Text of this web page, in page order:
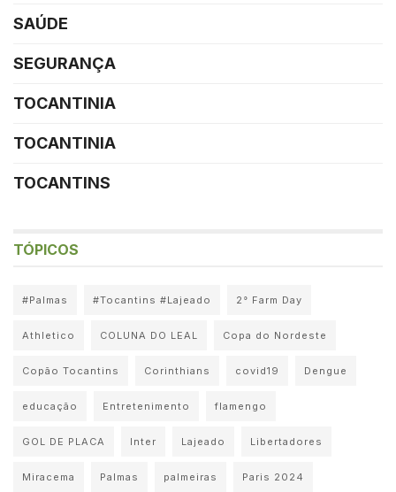
SAÚDE
SEGURANÇA
TOCANTINIA
TOCANTINIA
TOCANTINS
TÓPICOS
#Palmas #Tocantins #Lajeado 2° Farm Day
Athletico COLUNA DO LEAL Copa do Nordeste
Copão Tocantins Corinthians covid19 Dengue
educação Entretenimento flamengo
GOL DE PLACA Inter Lajeado Libertadores
Miracema Palmas palmeiras Paris 2024